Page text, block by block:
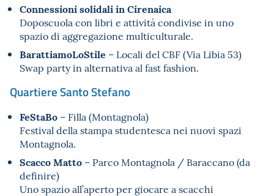
Connessioni solidali in Cirenaica
Doposcuola con libri e attività condivise in uno
spazio di aggregazione multiculturale.
BarattiamoLoStile – Locali del CBF (Via Libia 53)
Swap party in alternativa al fast fashion.
Quartiere Santo Stefano
FeStaBo – Filla (Montagnola)
Festival della stampa studentesca nei nuovi spazi
Montagnola.
Scacco Matto – Parco Montagnola / Baraccano (da
definire)
Uno spazio all’aperto per giocare a scacchi